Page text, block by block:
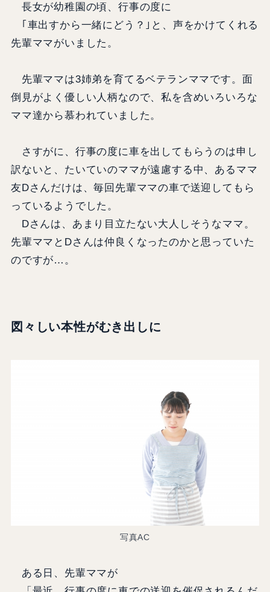
長女が幼稚園の頃、行事の度に
｢車出すから一緒にどう？｣と、声をかけてくれる
先輩ママがいました。
先輩ママは3姉弟を育てるベテランママです。面
倒見がよく優しい人柄なので、私を含めいろいろな
ママ達から慕われていました。
さすがに、行事の度に車を出してもらうのは申し
訳ないと、たいていのママが遠慮する中、あるママ
友Dさんだけは、毎回先輩ママの車で送迎してもら
っているようでした。
Dさんは、あまり目立たない大人しそうなママ。
先輩ママとDさんは仲良くなったのかと思っていた
のですが…。
図々しい本性がむき出しに
写真AC
ある日、先輩ママが